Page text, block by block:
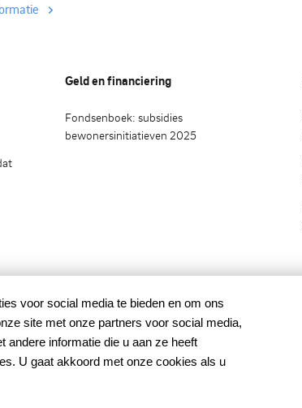
Geld en financiering
Fondsenboek: subsidies
bewonersinitiatieven 2025
Mede mogelijk gemaakt
met financiering van:
voor social media te bieden en om ons
site met onze partners voor social media,
andere informatie die u aan ze heeft
U gaat akkoord met onze cookies als u